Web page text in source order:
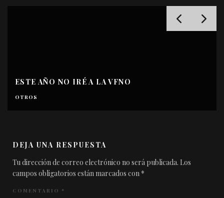
ESTE AÑO NO IRÉ A LA VFNO
OTROS
DEJA UNA RESPUESTA
Tu dirección de correo electrónico no será publicada. Los
campos obligatorios están marcados con *
COMENTARIO *